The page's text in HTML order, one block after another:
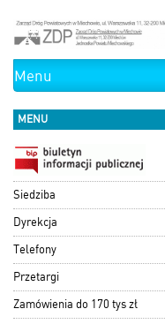
Menu
MENU
Siedziba
Dyrekcja
Telefony
Przetargi
Zamówienia do 170 tys zł